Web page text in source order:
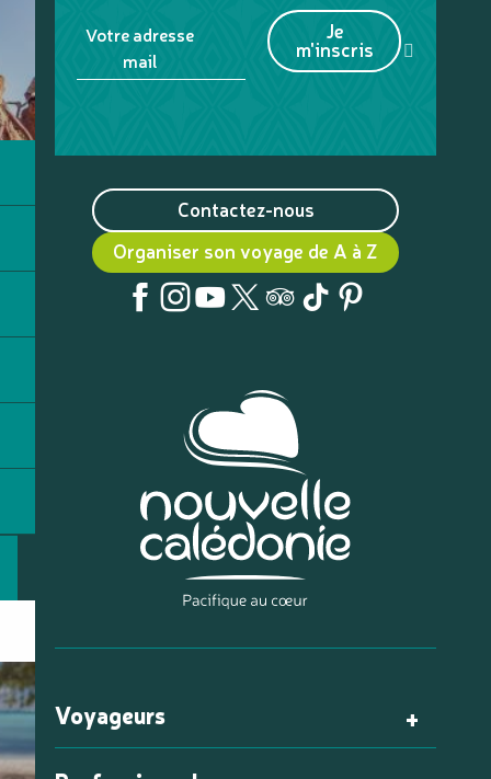
Votre adresse
mail
Je
m'inscris
Contactez-nous
Organiser son voyage de A à Z
Voyageurs